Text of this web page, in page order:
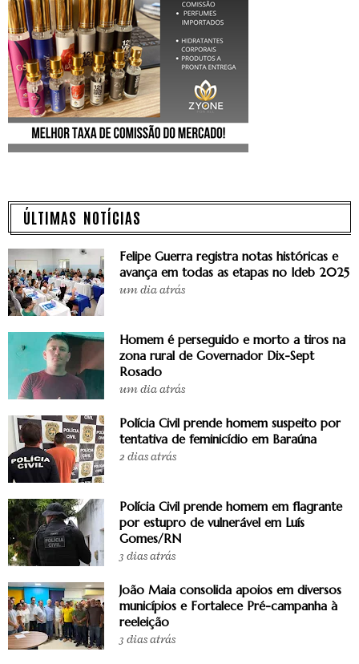
ÚLTIMAS NOTÍCIAS
Felipe Guerra registra notas históricas e
avança em todas as etapas no Ideb 2025
um dia atrás
Homem é perseguido e morto a tiros na
zona rural de Governador Dix-Sept
Rosado
um dia atrás
Polícia Civil prende homem suspeito por
tentativa de feminicídio em Baraúna
2 dias atrás
Polícia Civil prende homem em flagrante
por estupro de vulnerável em Luís
Gomes/RN
3 dias atrás
João Maia consolida apoios em diversos
municípios e Fortalece Pré-campanha à
reeleição
3 dias atrás